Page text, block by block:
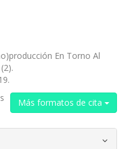
En Torno Al
Más formatos de cita